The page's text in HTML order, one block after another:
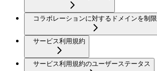
コラボレーションに対するドメインを制限
サービス利用規約
サービス利用規約のユーザーステータス